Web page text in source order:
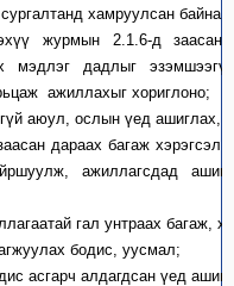
хамруулсан байна;
2.1.6-д заасан
мэдлэг дадлыг
ажиллахыг хориглоно;
ослын үед ашиглах,
дараах багаж хэрэгсэл,
ажиллагсдад
гал унтраах багаж,
бодис, уусмал;
алдагдсан үед